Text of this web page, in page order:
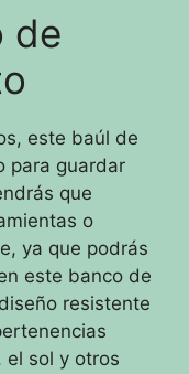
de
este baúl de
para guardar
que
o
ya que podrás
este banco de
resistente
el sol y otros